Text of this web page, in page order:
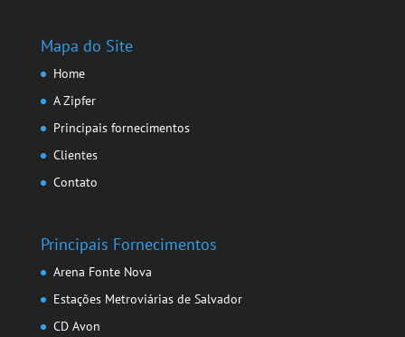
Mapa do Site
Home
A Zipfer
Principais fornecimentos
Clientes
Contato
Principais Fornecimentos
Arena Fonte Nova
Estações Metroviárias de Salvador
CD Avon